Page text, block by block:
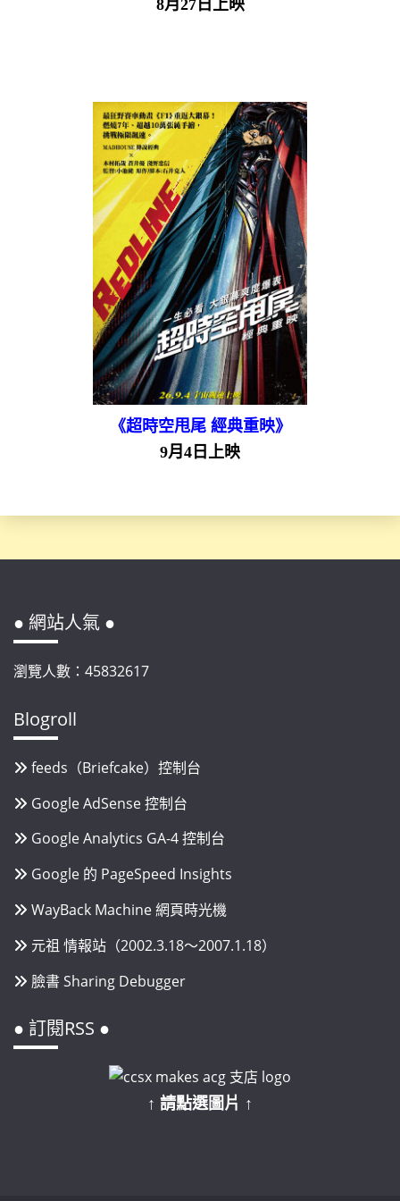
8月27日上映
《超時空甩尾 經典重映》
9月4日上映
● 網站人氣 ●
瀏覽人數：45832617
Blogroll
feeds（Briefcake）控制台
Google AdSense 控制台
Google Analytics GA-4 控制台
Google 的 PageSpeed Insights
WayBack Machine 網頁時光機
元祖 情報站（2002.3.18～2007.1.18）
臉書 Sharing Debugger
● 訂閱RSS ●
↑ 請點選圖片 ↑